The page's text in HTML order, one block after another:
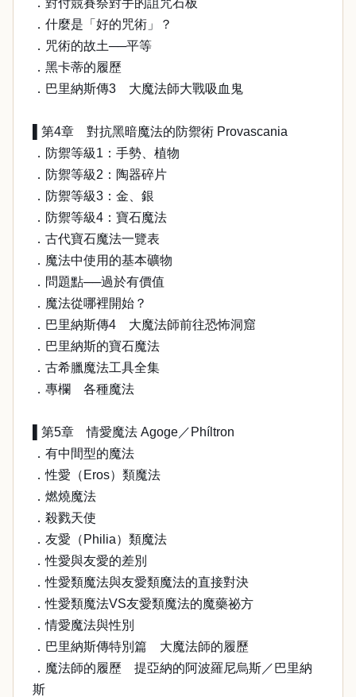
．對付競賽祭對手的詛咒石板
．什麼是「好的咒術」？
．咒術的故土──平等
．黑卡蒂的履歷
．巴里納斯傳3 大魔法師大戰吸血鬼
▌第4章 對抗黑暗魔法的防禦術 Provascania
．防禦等級1：手勢、植物
．防禦等級2：陶器碎片
．防禦等級3：金、銀
．防禦等級4：寶石魔法
．古代寶石魔法一覽表
．魔法中使用的基本礦物
．問題點──過於有價值
．魔法從哪裡開始？
．巴里納斯傳4 大魔法師前往恐怖洞窟
．巴里納斯的寶石魔法
．古希臘魔法工具全集
．專欄 各種魔法
▌第5章 情愛魔法 Agoge／Phíltron
．有中間型的魔法
．性愛（Eros）類魔法
．燃燒魔法
．殺戮天使
．友愛（Philia）類魔法
．性愛與友愛的差別
．性愛類魔法與友愛類魔法的直接對決
．性愛類魔法VS友愛類魔法的魔藥祕方
．情愛魔法與性別
．巴里納斯傳特別篇 大魔法師的履歷
．魔法師的履歷 提亞納的阿波羅尼烏斯／巴里納
斯